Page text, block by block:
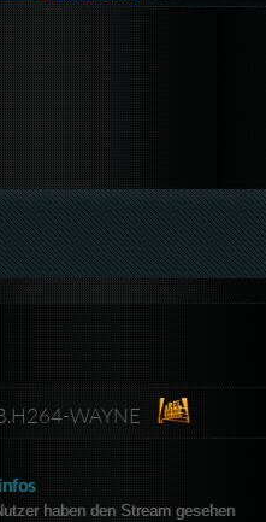
WAYNE
haben den Stream gesehen